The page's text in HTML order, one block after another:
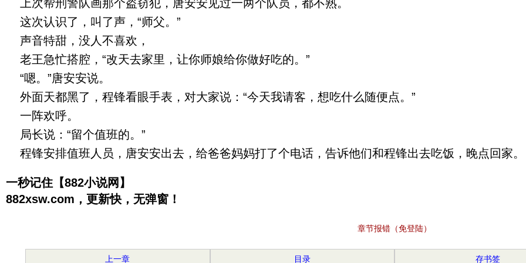
上次帮刑警队画那个盗窃犯，唐安安见过一两个队员，都不熟。
这次认识了，叫了声，“师父。”
声音特甜，没人不喜欢，
老王急忙搭腔，“改天去家里，让你师娘给你做好吃的。”
“嗯。”唐安安说。
外面天都黑了，程锋看眼手表，对大家说：“今天我请客，想吃什么随便点。”
一阵欢呼。
局长说：“留个值班的。”
程锋安排值班人员，唐安安出去，给爸爸妈妈打了个电话，告诉他们和程锋出去吃饭，晚点回家。
一秒记住【882小说网】
882xsw.com，更新快，无弹窗！
章节报错（免登陆）
上一章 目录 存书签